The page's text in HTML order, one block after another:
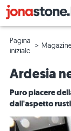
Pagina
iniziale
Ardesia
Puro piacere
dall'aspetto